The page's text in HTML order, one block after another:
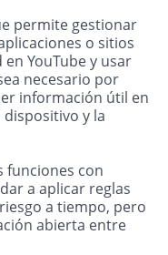
permite gestionar
o sitios
YouTube y usar
necesario por
información útil en
y la
funciones con
a aplicar reglas
a tiempo, pero
abierta entre